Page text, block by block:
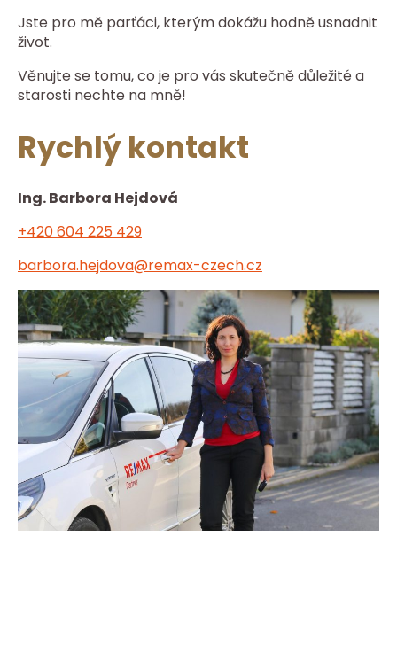
Jste pro mě parťáci, kterým dokážu hodně usnadnit
život.
Věnujte se tomu, co je pro vás skutečně důležité a
starosti nechte na mně!
Rychlý kontakt
Ing. Barbora Hejdová
+420 604 225 429
barbora.hejdova@remax-czech.cz